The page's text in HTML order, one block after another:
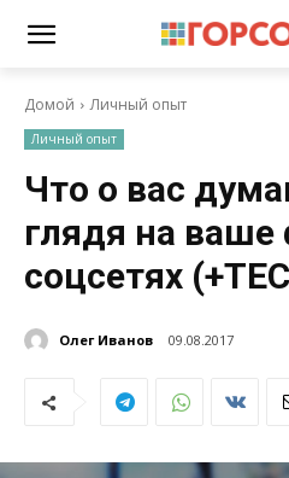
Домой Личный опыт
Личный опыт
Что о вас
глядя на ваше
соцсетях
Олег Иванов 09.08.2017